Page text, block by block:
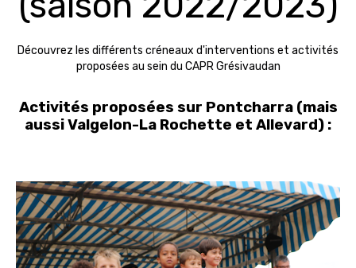
Découvrez les différents créneaux d'interventions et activités
proposées au sein du CAPR Grésivaudan
Activités proposées sur Pontcharra (mais
aussi Valgelon-La Rochette et Allevard) :